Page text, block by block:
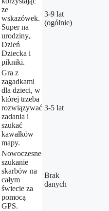
ze
wskazówek.
Super na
urodziny,
Dzień
Dziecka i
pikniki.
3-9 lat
(ogólnie)
Gra z
zagadkami
dla dzieci, w
której trzeba
rozwiązywać
zadania i
szukać
kawałków
mapy.
3-5 lat
Nowoczesne
szukanie
skarbów na
całym
świecie za
pomocą
GPS.
Brak
danych